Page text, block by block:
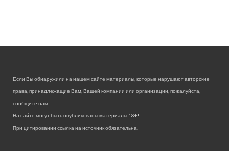
Если Вы обнаружили на нашем сайте материалы, которые нарушают авторские
права, принадлежащие Вам, Вашей компании или организации, пожалуйста,
сообщите нам.
На сайте могут быть опубликованы материалы 18+!
При цитировании ссылка на источник обязательна.